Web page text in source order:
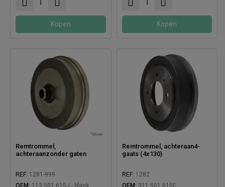
Kopen Kopen
Remtrommel,
achteraanzonder gaten
REF: 1281-999
OEM: 113 501 615J - blank
Remtrommel, achteraan4-
gaats (4x130)
REF: 1282
OEM: 311 501 615F